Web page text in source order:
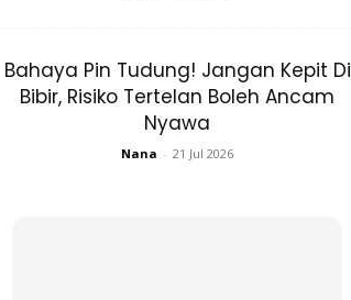
Bahaya Pin Tudung! Jangan Kepit Di
Bibir, Risiko Tertelan Boleh Ancam
Nyawa
Nana - 21 Jul 2026